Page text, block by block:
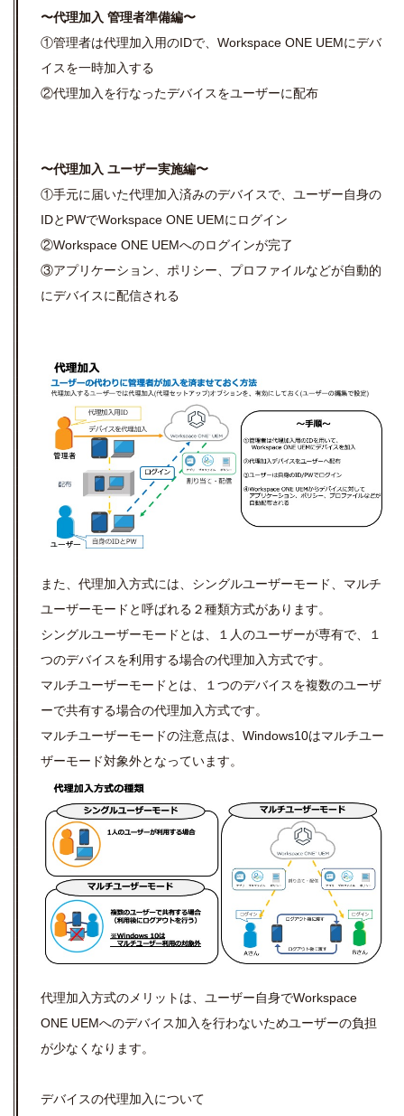
〜代理加入 管理者準備編〜
①管理者は代理加入用のIDで、 Workspace ONE UEMにデバ
イスを一時加入する
②代理加入を行なったデバイスをユーザーに配布
〜代理加入 ユーザー実施編〜
①手元に届いた代理加入済みのデバイスで、ユーザー自身の
IDと PWでWorkspace ONE UEMにログイン
②Workspace ONE UEMへのログインが完了
③アプリケーション、ポリシー、プロファイルなどが自動的
にデバイスに配信される
また、代理加入方式には、シングルユーザーモード、マルチ
ユーザーモードと呼ばれる２種類方式があります。
シングルユーザーモードとは、１人のユーザーが専有で、１
つのデバイスを利用する場合の代理加入方式です。
マルチユーザーモードとは、１つのデバイスを複数のユーザ
ーで共有する場合の代理加入方式です。
マルチユーザーモードの注意点は、 Windows10はマルチユー
ザーモード対象外となっています。
代理加入方式のメリットは、ユーザー自身でWorkspace
ONE UEMへのデバイス加入を行わないためユーザーの負担
が少なくなります。
デバイスの代理加入について